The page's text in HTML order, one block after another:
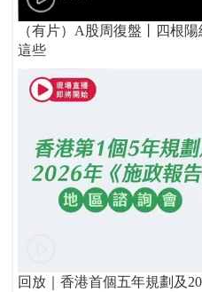
（有片）A股周復盤丨四根
這些
回放｜香港首個五年規劃及